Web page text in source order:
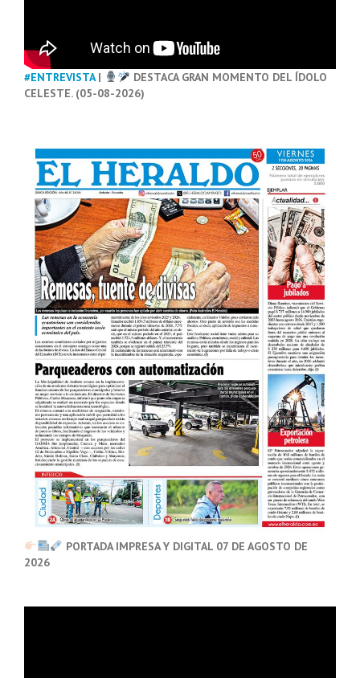
#ENTREVISTA|
DESTACA GRAN MOMENTO DEL ÍDOLO
CELESTE. (05-08-2026)
PORTADA IMPRESA Y DIGITAL 07 DE AGOSTO DE
2026